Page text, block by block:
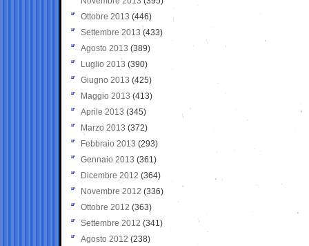
Ottobre 2013 (446)
Settembre 2013 (433)
Agosto 2013 (389)
Luglio 2013 (390)
Giugno 2013 (425)
Maggio 2013 (413)
Aprile 2013 (345)
Marzo 2013 (372)
Febbraio 2013 (293)
Gennaio 2013 (361)
Dicembre 2012 (364)
Novembre 2012 (336)
Ottobre 2012 (363)
Settembre 2012 (341)
Agosto 2012 (238)